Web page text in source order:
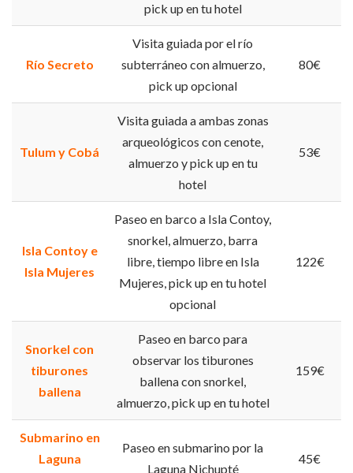
pick up en tu hotel
Río Secreto
Visita guiada por el río
subterráneo con almuerzo,
pick up opcional
80€
Tulum y Cobá
Visita guiada a ambas zonas
arqueológicos con cenote,
almuerzo y pick up en tu
hotel
53€
Isla Contoy e
Isla Mujeres
Paseo en barco a Isla Contoy,
snorkel, almuerzo, barra
libre, tiempo libre en Isla
Mujeres, pick up en tu hotel
opcional
122€
Snorkel con
tiburones
ballena
Paseo en barco para
observar los tiburones
ballena con snorkel,
almuerzo, pick up en tu hotel
159€
Submarino en
Laguna
Paseo en submarino por la
Laguna Nichupté
45€